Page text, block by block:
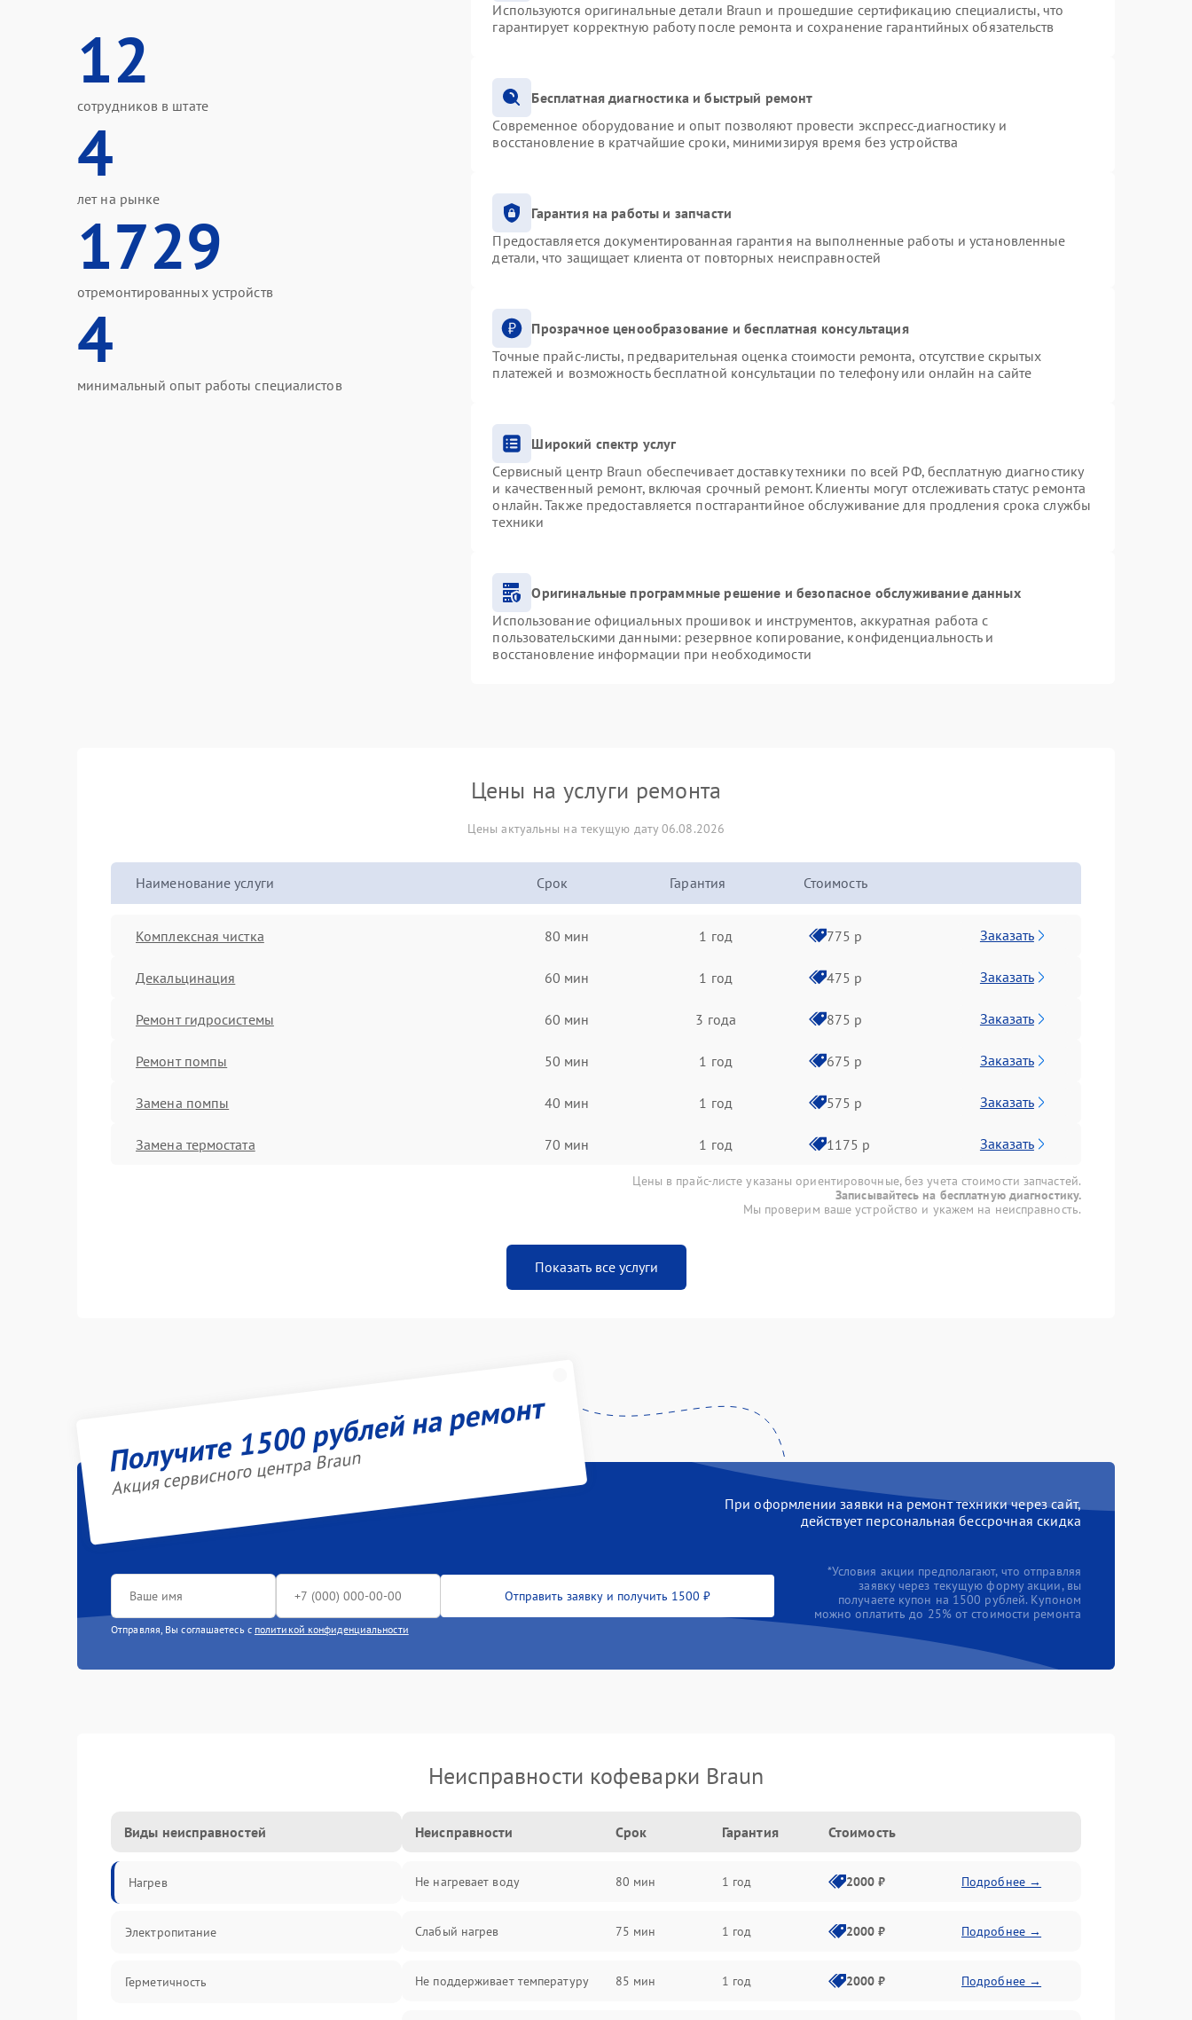
12
сотрудников в штате
4
лет на рынке
1729
отремонтированных устройств
4
минимальный опыт работы специалистов
Используются оригинальные детали Braun и прошедшие сертификацию специалисты, что
гарантирует корректную работу после ремонта и сохранение гарантийных обязательств
Бесплатная диагностика и быстрый ремонт
Современное оборудование и опыт позволяют провести экспресс-диагностику и
восстановление в кратчайшие сроки, минимизируя время без устройства
Гарантия на работы и запчасти
Предоставляется документированная гарантия на выполненные работы и установленные
детали, что защищает клиента от повторных неисправностей
Прозрачное ценообразование и бесплатная консультация
Точные прайс-листы, предварительная оценка стоимости ремонта, отсутствие скрытых
платежей и возможность бесплатной консультации по телефону или онлайн на сайте
Широкий спектр услуг
Сервисный центр Braun обеспечивает доставку техники по всей РФ, бесплатную диагностику
и качественный ремонт, включая срочный ремонт. Клиенты могут отслеживать статус ремонта
онлайн. Также предоставляется постгарантийное обслуживание для продления срока службы
техники
Оригинальные программные решение и безопасное обслуживание данных
Использование официальных прошивок и инструментов, аккуратная работа с
пользовательскими данными: резервное копирование, конфиденциальность и
восстановление информации при необходимости
Цены на услуги ремонта
Цены актуальны на текущую дату 06.08.2026
Наименование услуги Срок Гарантия Стоимость
Комплексная чистка 80 мин 1 год 775 р Заказать
Декальцинация 60 мин 1 год 475 р Заказать
Ремонт гидросистемы 60 мин 3 года 875 р Заказать
Ремонт помпы 50 мин 1 год 675 р Заказать
Замена помпы 40 мин 1 год 575 р Заказать
Замена термостата 70 мин 1 год 1175 р Заказать
Цены в прайс-листе указаны ориентировочные, без учета стоимости запчастей.
Записывайтесь на бесплатную диагностику.
Мы проверим ваше устройство и укажем на неисправность.
Показать все услуги
Получите 1500 рублей на ремонт
Акция сервисного центра Braun
При оформлении заявки на ремонт техники через сайт,
действует персональная бессрочная скидка
Отправить заявку и получить 1500 ₽
Отправляя, Вы соглашаетесь с политикой конфиденциальности
*Условия акции предполагают, что отправляя
заявку через текущую форму акции, вы
получаете купон на 1500 рублей. Купоном
можно оплатить до 25% от стоимости ремонта
Неисправности кофеварки Braun
Виды неисправностей
Нагрев
Электропитание
Герметичность
Неисправности Срок Гарантия Стоимость
Не нагревает воду 80 мин 1 год 2000 ₽ Подробнее →
Слабый нагрев 75 мин 1 год 2000 ₽ Подробнее →
Не поддерживает температуру 85 мин 1 год 2000 ₽ Подробнее →